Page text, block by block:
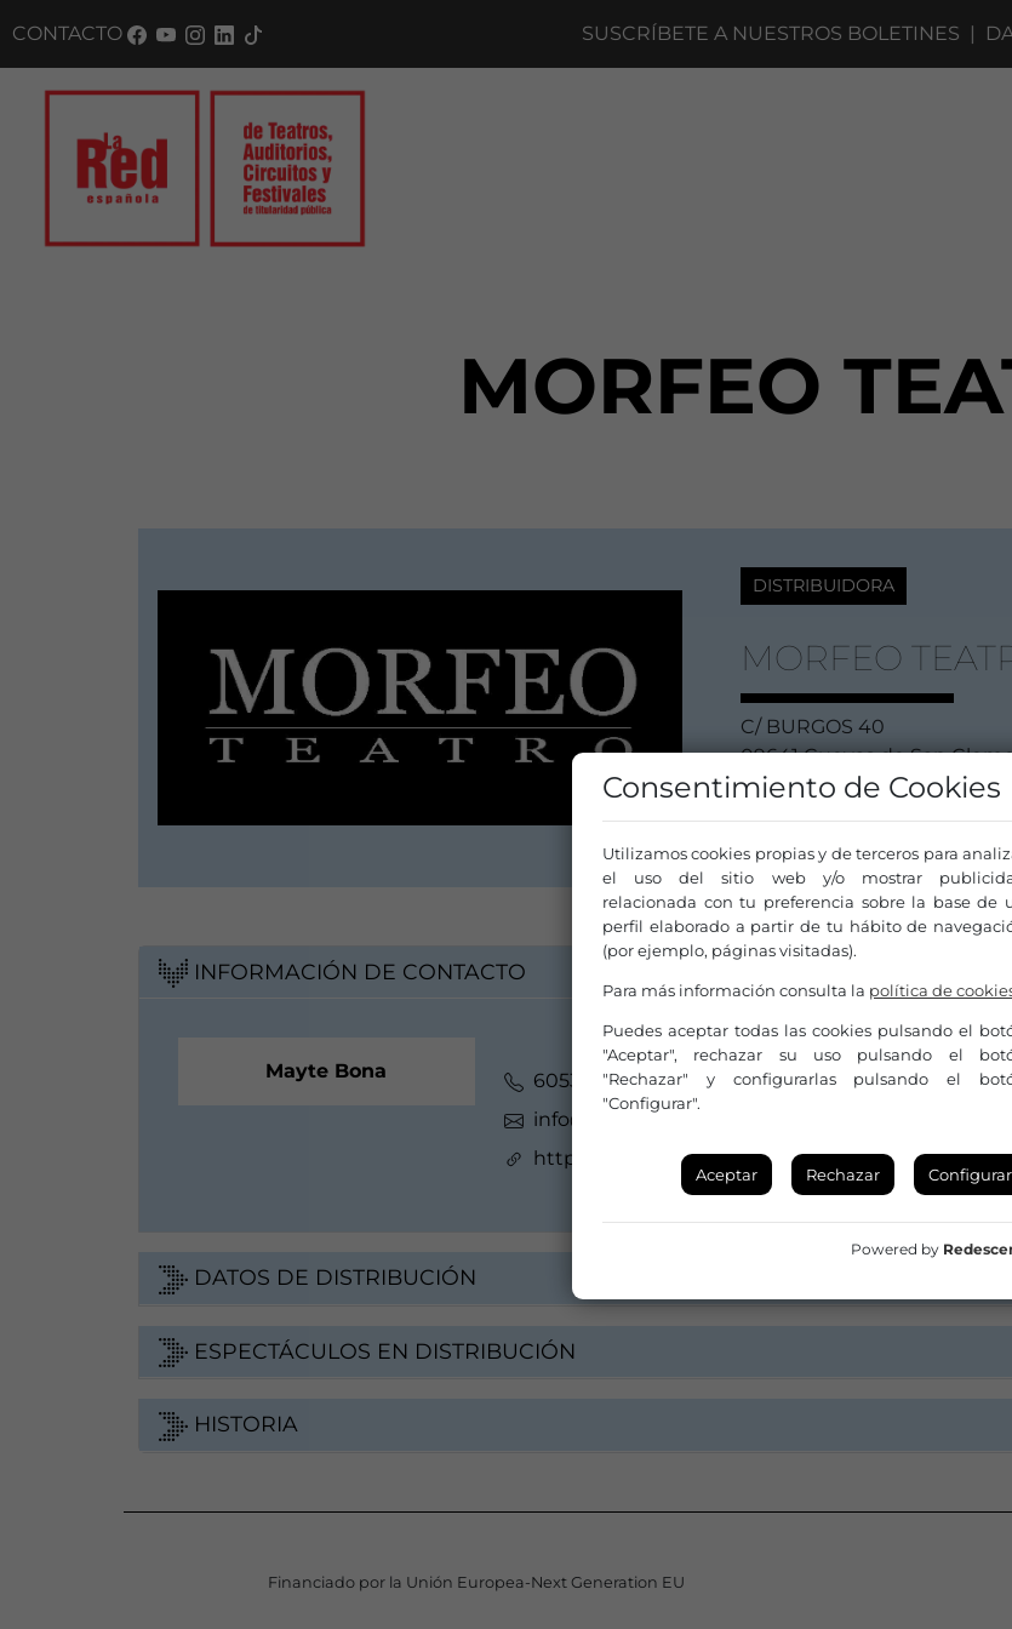
CONTACTO SUSCRÍBETE A NUESTROS BOLETINES|
MORFEO
DISTRIBUIDORA
MORFEO
C/ BURGOS 40
09641 Cuevas de San
Burgos
INFORMACIÓN DE CONTACTO
Mayte Bona
605358504
info@morfeoteatro.com
https://www.morfeoteatro.com
DATOS DE DISTRIBUCIÓN
ESPECTÁCULOS EN DISTRIBUCIÓN
HISTORIA
Financiado por la Unión Europea-Next Generation EU
Consentimiento de Cookies
Utilizamos cookies propias y de terceros para
el uso del sitio web y/o mostrar
relacionada con tu preferencia sobre la base de
perfil elaborado a partir de tu hábito de
(por ejemplo, páginas visitadas).
Para más información consulta la política de
Puedes aceptar todas las cookies pulsando el
"Aceptar", rechazar su uso pulsando el
"Rechazar" y configurarlas pulsando el
"Configurar".
Aceptar Rechazar Configurar
Powered by